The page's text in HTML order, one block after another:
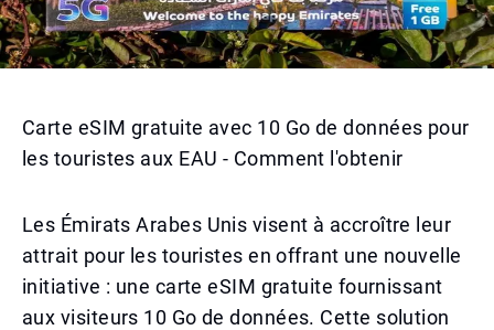
Carte eSIM gratuite avec 10 Go de données pour
les touristes aux EAU - Comment l'obtenir
Les Émirats Arabes Unis visent à accroître leur
attrait pour les touristes en offrant une nouvelle
initiative : une carte eSIM gratuite fournissant
aux visiteurs 10 Go de données. Cette solution